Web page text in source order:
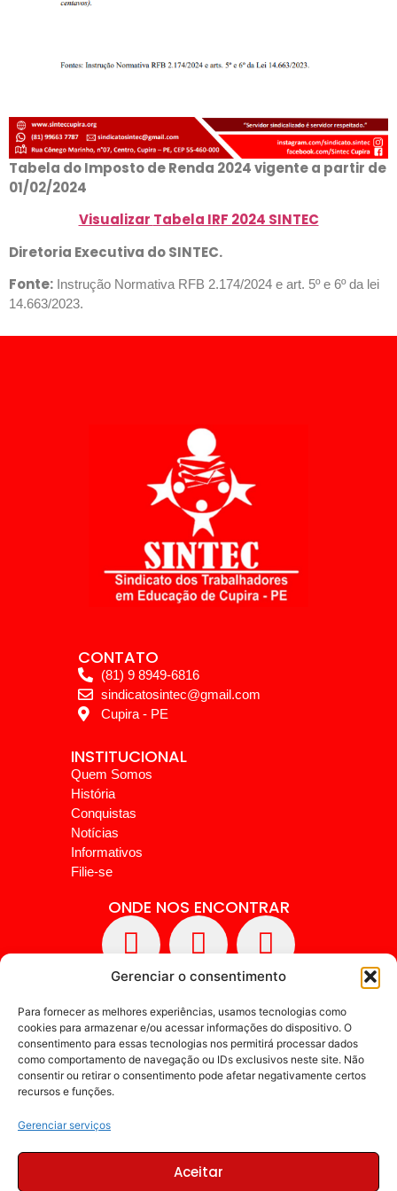
Gerenciar o consentimento
Para fornecer as melhores experiências, usamos tecnologias como
cookies para armazenar e/ou acessar informações do dispositivo. O
consentimento para essas tecnologias nos permitirá processar dados
como comportamento de navegação ou IDs exclusivos neste site. Não
consentir ou retirar o consentimento pode afetar negativamente certos
recursos e funções.
Gerenciar serviços
Aceitar
Tabela do Imposto de Renda 2024 vigente a partir de
01/02/2024
Visualizar Tabela IRF 2024 SINTEC
Diretoria Executiva do SINTEC.
Fonte: Instrução Normativa RFB 2.174/2024 e art. 5º e 6º da lei
14.663/2023.
CONTATO
(81) 9 8949-6816
sindicatosintec@gmail.com
Cupira - PE
INSTITUCIONAL
Quem Somos
História
Conquistas
Notícias
Informativos
Filie-se
ONDE NOS ENCONTRAR